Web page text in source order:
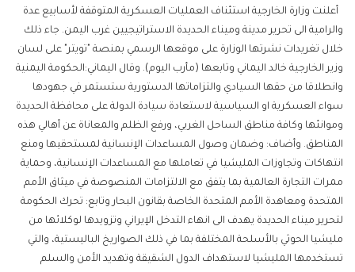
أعلنت وزارة الخارجية استئناف العمليات العسكرية المتوقفة لأسابيع عدة
والرامية الى تحرير مدينة وميناء الحديدة الاستراتيجيين غرب اليمن. جاء ذلك
خلال تغريدات نشرتها الوزارة على موقعها الرسمي بمنصة "تويتر" على لسان
وزير الخارجية خالد اليماني وتابعها (مأرب اليوم). وقال اليماني:الحكومة اليمنية
وانطلاقا من حقها السيادي والتزاماتها الدستورية ستستمر في جهودها
سواء العسكرية او السياسية لاستعادة سيادة الدولة على محافظة الحديدة
وموانئها وكافة مناطق الساحل الغربي، ورفع الظلم والمعاناة عن أهالي هذه
المناطق. ‏‎وأضاف: وضمان وصول المساعدات الإنسانية لمستحقيها ومنع
انتهاكات وتجاوزات المليشيا في تعاملها مع المساعدات الإنسانية، وحماية
ممرات التجارة العالمية بما يتفق مع الالتزامات المنصوصة في ميثاق الأمم
المتحدة ومعاهدة الأمم المتحدة الخاصة بقانون البحار ‏‎وتابع: تحرك الحكومة
لتحرير ميناء الحديدة يهدف الى انهاء التدخل الإيراني وتزويدها لوكلائها من
مليشيا الحوثي بالأسلحة المختلفة بما في ذلك الصواريخ الباليستية، والتي
تستخدمها المليشيا لاستهداف الدول الشقيقة وتهديد الأمن والسلم